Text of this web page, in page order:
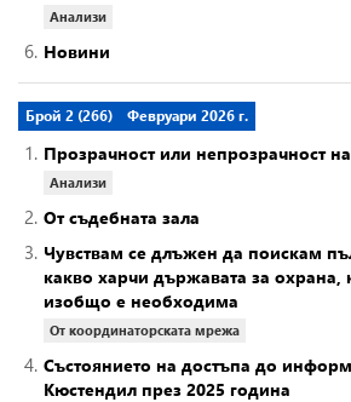
Анализи
6. Новини
Брой 2 (266) Февруари 2026 г.
1. Прозрачност или непрозрачност
Анализи
2. От съдебната зала
3. Чувствам се длъжен да поискам
какво харчи държавата за охрана,
изобщо е необходима
От координаторската мрежа
4. Състоянието на достъпа до
Кюстендил през 2025 година